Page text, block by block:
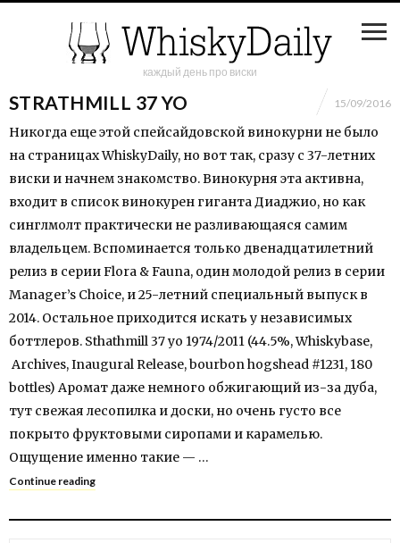
каждый день про виски
STRATHMILL 37 YO 15/09/2016
Никогда еще этой спейсайдовской винокурни не было
на страницах WhiskyDaily, но вот так, сразу с 37-летних
виски и начнем знакомство. Винокурня эта активна,
входит в список винокурен гиганта Диаджио, но как
синглмолт практически не разливающаяся самим
владельцем. Вспоминается только двенадцатилетний
релиз в серии Flora & Fauna, один молодой релиз в серии
Manager’s Choice, и 25-летний специальный выпуск в
2014. Остальное приходится искать у независимых
боттлеров. Sthathmill 37 yo 1974/2011 (44.5%, Whiskybase,
Archives, Inaugural Release, bourbon hogshead #1231, 180
bottles) Аромат даже немного обжигающий из-за дуба,
тут свежая лесопилка и доски, но очень густо все
покрыто фруктовыми сиропами и карамелью.
Ощущение именно такие — …
Continue reading